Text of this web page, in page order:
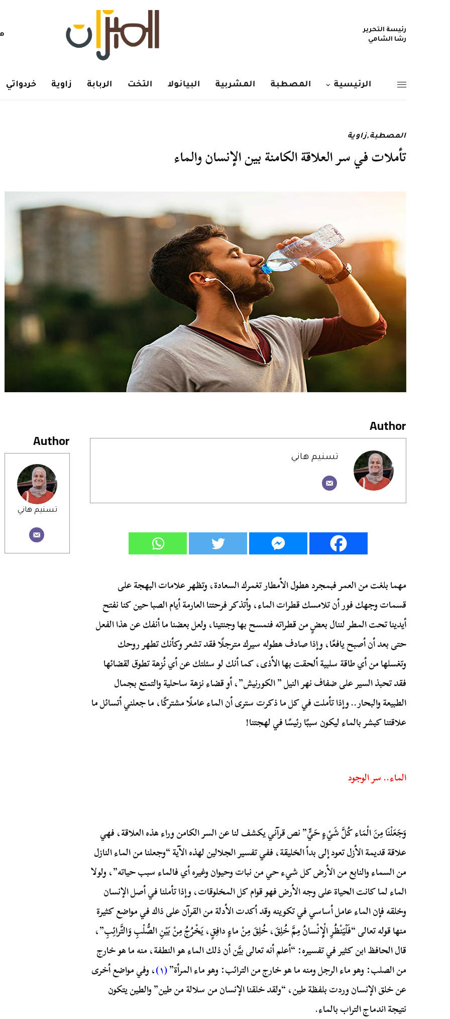
رئيسة التحرير
رشا الشامي
الرئيسية المصطبة المشربية البيانولا التخت الربابة زاوية خردواتي
المصطبة,زاوية
تأملات في سر العلاقة الكامنة بين الإنسان والماء
Author
تسنيم هاني
Author
تسنيم هاني
مهما بلغت من العمر فبمجرد هطول الأمطار تغمرك السعادة، وتظهر علامات البهجة على
قسمات وجهك فور أن تلامسك قطرات الماء، وأتذكر فرحتنا العارمة أيام الصبا حين كنا نفتح
أيدينا تحت المطر لننال بعضٍ من قطراته فنمسح بها وجنتينا، ولعل بعضنا ما أنفك عن هذا الفعل
حتى بعد أن أصبح يافعًا، وإذا صادف هطوله سيرك مترجلًا فقد تشعر وكأنك تطهر روحك
وتغسلها من أي طاقة سلبية ألحقت بها الأذى، كما أنك لو سئلتك عن أي نُزهة تطوق لقضائها
فقد تحبذ السير على ضفاف نهر النيل ” الكورنيش”، أو قضاء نزهة ساحلية والتمتع بجمال
الطبيعة والبحار.. وإذا تأملت في كل ما ذكرت سترى أن الماء عاملًا مشتركًا، ما جعلني أتسائل ما
علاقتنا كبشر بالماء ليكون سببًا رئيسًا في لهجتنا!
الماء.. سر الوجود
وَجَعَلْنَا مِنَ الْمَاء كُلَّ شَيْءٍ حَيٍّ” نص قرآني يكشف لنا عن السر الكامن وراء هذه العلاقة، فهي
علاقة قديمة الأزل تعود إلى بدأ الخليقة، ففي تفسير الجلالين لهذه الآية “وجعلنا من الماء النازل
من السماء والنابع من الأرض كل شيء حي من نبات وحيوان وغيره أي فالماء سبب حياته”، ولولا
الماء لما كانت الحياة على وجه الأرض فهو قوام كل المخلوقات، وإذا تأملنا في أصل الإنسان
وخلقه فإن الماء عامل أساسي في تكوينه وقد أكدت الأدلة من القرآن على ذاك في مواضع كثيرة
منها قوله تعالى “فَلْيَنْظُرِ الْإِنْسانُ مِمَّ خُلِقَ، خُلِقَ مِنْ ماءٍ دافِقٍ، يَخْرُجُ مِنْ بَيْنِ الصُّلْبِ وَالتَّرائِبِ”،
قال الحافظ ابن كثير في تفسيره: “أعلم أنه تعالى بيَّن أن ذلك الماء هو النطفة، منه ما هو خارج
من الصلب: وهو ماء الرجل ومنه ما هو خارج من الترائب: وهو ماء المرأة”(١) ، وفي مواضع أخرى
عن خلق الإنسان وردت بلفظة طين، “ولقد خلقنا الإنسان من سلالة من طين” والطين يتكون
نتيجة اندماج التراب بالماء.